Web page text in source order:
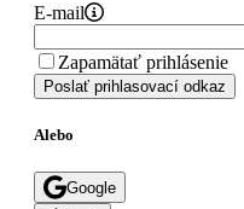
E-mail
Zapamätať prihlásenie
Poslať prihlasovací odkaz
Alebo
Google